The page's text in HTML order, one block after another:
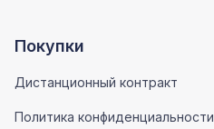
Покупки
Дистанционный контракт
Политика конфиденциальности